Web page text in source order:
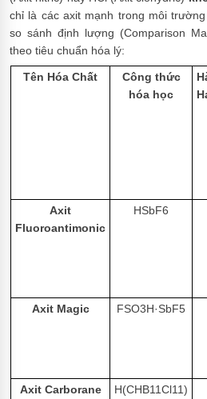
chỉ là các axit mạnh trong môi
so sánh định lượng (Comparison
theo tiêu chuẩn hóa lý:
Tên Hóa Chất
Công thức
hóa học
Axit
Fluoroantimonic
HSbF6
Axit Magic FSO3H·SbF5
Axit Carborane H(CHB11Cl11)